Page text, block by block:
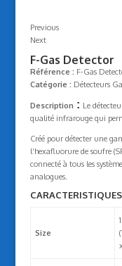
Previous
Next
F-Gas Detector
Référence : F-Gas
Catégorie : Détecteurs
Description : Le
qualité infrarouge qui
Créé pour détecter une
l’hexafluorure de soufre
connecté à tous les
analogues.
Size